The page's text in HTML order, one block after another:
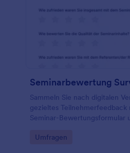
Seminarbewertung
Sammeln Sie nach digitalen
gezieltes Teilnehmerfeedback
Seminar-Bewertungsformular
Web-Seminare in Jotform
Go to Category:
Umfragen